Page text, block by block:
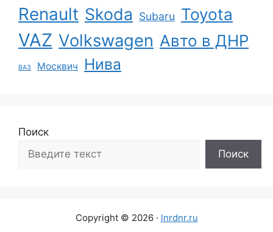
Renault Skoda Subaru Toyota
VAZ Volkswagen Авто в ДНР
ВАЗ Москвич Нива
Поиск
Поиск
Copyright © 2026 · lnrdnr.ru